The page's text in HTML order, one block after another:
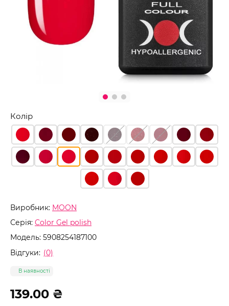
Виробник: MOON
Серія: Color Gel polish
Модель: 5908254187100
Відгуки: (0)
В наявності
Колір
139.00 ₴